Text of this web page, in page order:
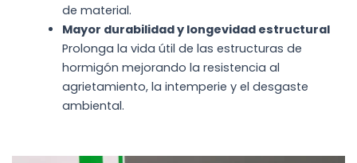
de material.
Mayor durabilidad y longevidad estructural
Prolonga la vida útil de las estructuras de
hormigón mejorando la resistencia al
agrietamiento, la intemperie y el desgaste
ambiental.